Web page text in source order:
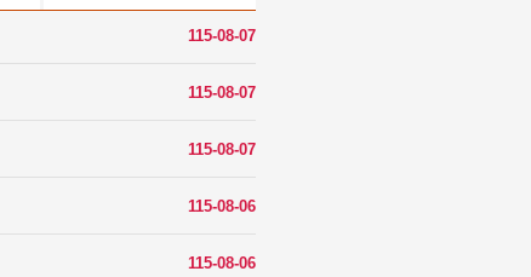
115-08-07
115-08-07
115-08-07
115-08-06
115-08-06